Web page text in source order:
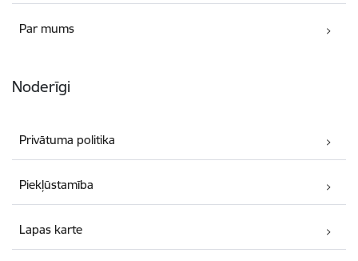
Par mums
Noderīgi
Privātuma politika
Piekļūstamība
Lapas karte